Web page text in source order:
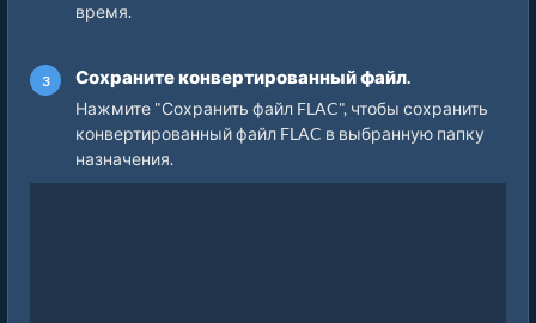
время.
Сохраните конвертированный файл.
Нажмите "Сохранить файл FLAC", чтобы сохранить
конвертированный файл FLAC в выбранную папку
назначения.